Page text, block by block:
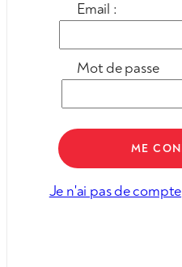
Email :
Mot de passe
Je n'ai pas de compte